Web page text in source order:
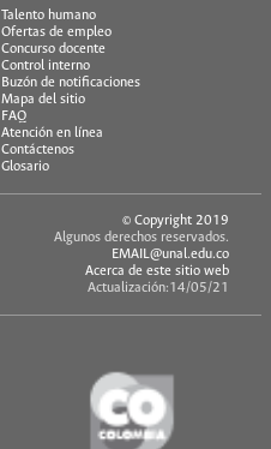
Talento humano
Ofertas de empleo
Concurso docente
Control interno
Buzón de notificaciones
Mapa del sitio
FAQ
Atención en línea
Contáctenos
Glosario
© Copyright 2019
Algunos derechos reservados.
EMAIL@unal.edu.co
Acerca de este sitio web
Actualización:14/05/21